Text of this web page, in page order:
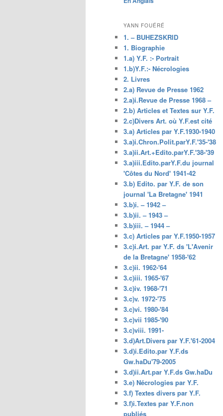
principal
YANN FOUÉRÉ
1. – BUHEZSKRID
1. Biographie
1.a) Y.F. :- Portrait
1.b)Y.F.:- Nécrologies
2. Livres
2.a) Revue de Presse 1962
2.a)i.Revue de Presse 1968 –
2.b) Articles et Textes sur Y.F.
2.c)Divers Art. où Y.F.est cité
3.a) Articles par Y.F.1930-1940
3.a)i.Chron.Polit.parY.F.'35-'38
3.a)ii.Art.+Edito.parY.F.'38-'39
3.a)iii.Edito.parY.F.du journal
'Côtes du Nord' 1941-42
3.b) Edito. par Y.F. de son
journal 'La Bretagne' 1941
3.b)i. – 1942 –
3.b)ii. – 1943 –
3.b)iii. – 1944 –
3.c) Articles par Y.F.1950-1957
3.c)i.Art. par Y.F. ds 'L'Avenir
de la Bretagne' 1958-'62
3.c)ii. 1962-'64
3.c)iii. 1965-'67
3.c)iv. 1968-'71
3.c)v. 1972-'75
3.c)vi. 1980-'84
3.c)vii 1985-'90
3.c)viii. 1991-
3.d)Art.Divers par Y.F.'61-2004
3.d)i.Edito.par Y.F.ds
Gw.haDu'79-2005
3.d)ii.Art.par Y.F.ds Gw.haDu
3.e) Nécrologies par Y.F.
3.f) Textes divers par Y.F.
3.f)i.Textes par Y.F.non
publiés